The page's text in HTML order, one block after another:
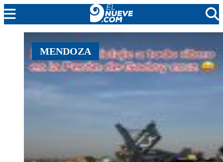
MENDOZA
CADA DÍA
ARGENTINA
NOTICIERO 9
MENDOZA